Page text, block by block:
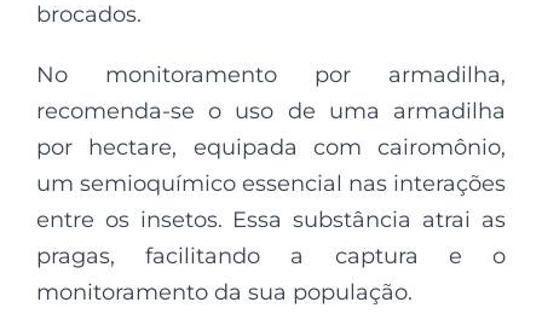
brocados.
No monitoramento por armadilha,
recomenda-se o uso de uma armadilha
por hectare, equipada com cairomônio,
um semioquímico essencial nas interações
entre os insetos. Essa substância atrai as
pragas, facilitando a captura e o
monitoramento da sua população.